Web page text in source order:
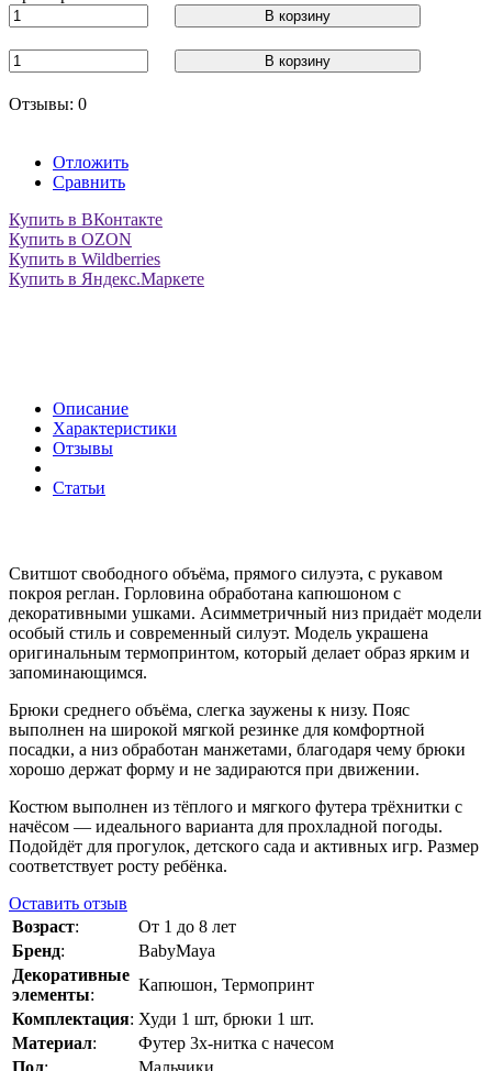
В корзину
В корзину
Отзывы: 0
Отложить
Сравнить
Купить в ВКонтакте
Купить в OZON
Купить в Wildberries
Купить в Яндекс.Маркете
Описание
Характеристики
Отзывы
Статьи
Свитшот свободного объёма, прямого силуэта, с рукавом
покроя реглан. Горловина обработана капюшоном с
декоративными ушками. Асимметричный низ придаёт модели
особый стиль и современный силуэт. Модель украшена
оригинальным термопринтом, который делает образ ярким и
запоминающимся.
Брюки среднего объёма, слегка заужены к низу. Пояс
выполнен на широкой мягкой резинке для комфортной
посадки, а низ обработан манжетами, благодаря чему брюки
хорошо держат форму и не задираются при движении.
Костюм выполнен из тёплого и мягкого футера трёхнитки с
начёсом — идеального варианта для прохладной погоды.
Подойдёт для прогулок, детского сада и активных игр. Размер
соответствует росту ребёнка.
Оставить отзыв
Возраст:
От 1 до 8 лет
Бренд:
BabyMaya
Декоративные
элементы:
Капюшон, Термопринт
Комплектация: Худи 1 шт, брюки 1 шт.
Материал:
Футер 3х-нитка с начесом
Пол:
Мальчики